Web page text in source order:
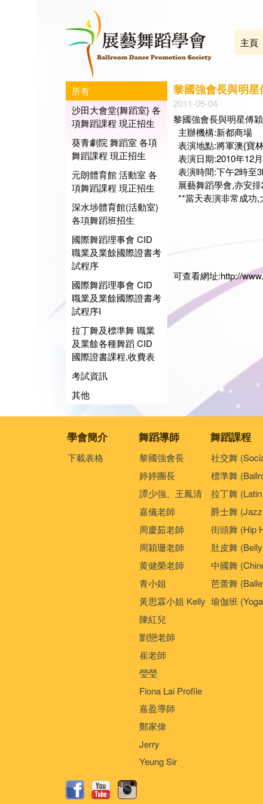
主頁
所有
沙田大會堂{舞蹈室} 各
項舞蹈課程 現正招生
葵青劇院 舞蹈室 各項
舞蹈課程 現正招生
元朗體育館 活動室 各
項舞蹈課程 現正招生
深水埗體育館(活動室)
各項舞蹈班招生
國際舞蹈理事會 CID
職業及業餘國際證書考
試程序
國際舞蹈理事會 CID
職業及業餘國際證書考
試程序I
拉丁舞及標準舞 職業
及業餘各種舞蹈 CID
國際證書課程,收費表
考試資訊
其他
黎國強會長與明
2011-05-04
黎國強會長與明星傅
主辦機構:新都商場
表演地點:將軍澳{寶
表演日期:2010年12
表演時間:下午2時至
展藝舞蹈學會,亦安
**當天表演非常成功,
展
會長
日期
可查看網址:http://
學會簡介 舞蹈導師 舞蹈課程
下載表格
黎國強會長
婷婷團長
譚少強、王鳳清
嘉儀老師
周慶茹老師
周穎珊老師
黄健榮老師
青小姐
黃思霖小姐 Kelly
陳紅兒
劉戀老師
崔老師
瑩瑩
Fiona Lai Profile
嘉盈導師
鄭家偉
Jerry
Yeung Sir
社交舞
標準舞
拉丁舞
爵士舞
街頭舞 (Hip
肚皮舞
中國舞
芭蕾舞
瑜伽班